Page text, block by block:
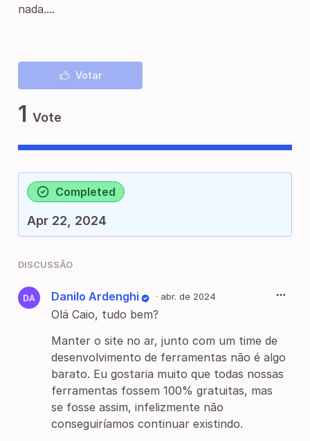
nada....
Votar
1 Vote
Completed
Apr 22, 2024
DISCUSSÃO
Danilo Ardenghi · abr. de 2024
Olá Caio, tudo bem?
Manter o site no ar, junto com um time de
desenvolvimento de ferramentas não é algo
barato. Eu gostaria muito que todas nossas
ferramentas fossem 100% gratuitas, mas
se fosse assim, infelizmente não
conseguiríamos continuar existindo.